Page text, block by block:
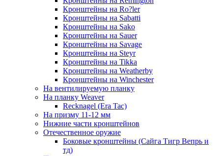
Кронштейны на Ro?ler
Кронштейны на Sabatti
Кронштейны на Sako
Кронштейны на Sauer
Кронштейны на Savage
Кронштейны на Steyr
Кронштейны на Tikka
Кронштейны на Weatherby
Кронштейны на Winchester
На вентилируемую планку
На планку Weaver
Recknagel (Era Tac)
На призму 11-12 мм
Нижние части кронштейнов
Отечественное оружие
Боковые кронштейны (Сайга Тигр Вепрь и
тд)